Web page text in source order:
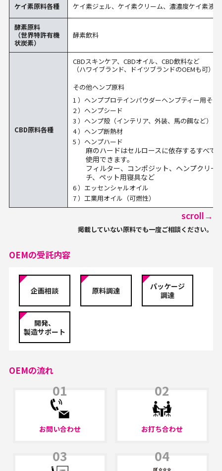
ケイ素原料各種 ケイ素ジェル、ケイ素クリーム、濃濃度ケイ素液
酵素原料
（世界特許有機
状炭素）
酵素飲料
CBD原料各種
CBDスキンケア、CBDオイル、CBD飲料など
（ハワイブランド、ドイツブランドのOEMも可）
その他ヘンプ原料
1 ）ヘンププロテインパウダーヘンプティー用その
2 ）ヘンプシード
3 ）ヘンプ殻（インテリア、外装、馬の餌など）
4 ）ヘンプ断熱材
5 ）ヘンプハード
麻のハードはセルロースに依存するすべて
使用できます。
フィルター、コンポジット、ヘンプクリー
チ、ペット用寝具など
6 ）エッセンシャルオイル
7 ）工業用オイル（可燃性）
scroll→
掲載していない原料でも一度ご相談ください。
OEMの受託内容
企画相談 原料調達
パッケージ
調達
開発、
製造サポート
OEMの流れ
01
お問い合わせ
02
お打ち合わせ
03 04